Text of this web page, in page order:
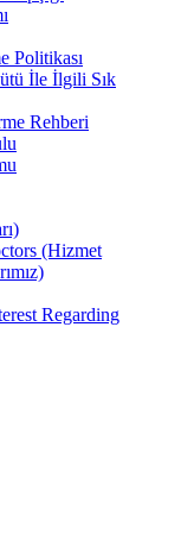
Politikası
İle İlgili Sık
Rehberi
(Hizmet
Regarding